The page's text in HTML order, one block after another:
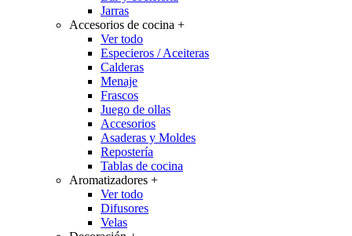
Jarras
Accesorios de cocina +
Ver todo
Especieros / Aceiteras
Calderas
Menaje
Frascos
Juego de ollas
Accesorios
Asaderas y Moldes
Repostería
Tablas de cocina
Aromatizadores +
Ver todo
Difusores
Velas